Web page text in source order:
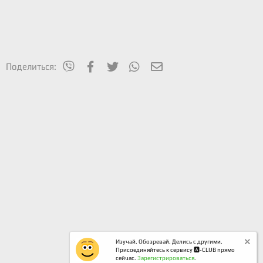
Поделиться: mes_viberFacebook
Twitter WhatsAppЭлектронная почта
Изучай. Обозревай. Делись с другими.
Присоединяйтесь к сервису 🅰️-CLUB прямо
сейчас. Зарегистрироваться